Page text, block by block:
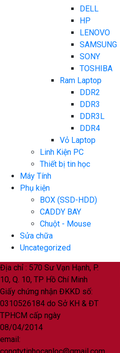
DELL
HP
LENOVO
SAMSUNG
SONY
TOSHIBA
Ram Laptop
DDR2
DDR3
DDR3L
DDR4
Vỏ Laptop
Linh Kiện PC
Thiết bị tin học
Máy Tính
Phụ kiện
BOX (SSD-HDD)
CADDY BAY
Chuột - Mouse
Sửa chữa
Uncategorized
Địa chỉ : 570 Sư Vạn Hạnh, P.
10, Q. 10, TP Hồ Chí Minh
Giấy chứng nhận ĐKKD số:
0310526184 do Sở KH & ĐT
TPHCM cấp ngày
08/04/2014
email: